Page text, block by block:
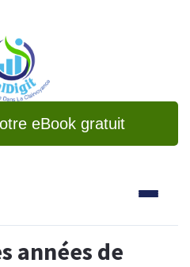
eBook gratuit
années de